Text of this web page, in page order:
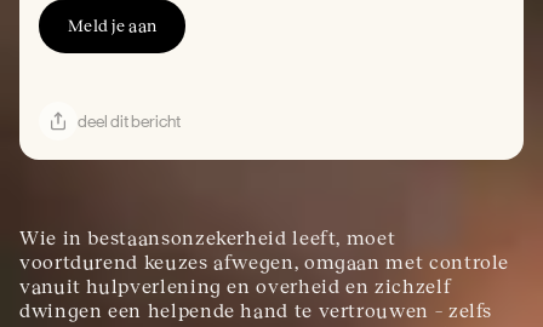
Meld je aan
deel dit bericht
Wie in bestaansonzekerheid leeft, moet
voortdurend keuzes afwegen, omgaan met controle
vanuit hulpverlening en overheid en zichzelf
dwingen een helpende hand te vertrouwen – zelfs